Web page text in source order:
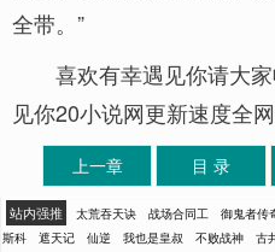
全带。”
喜欢有幸遇见你请大
见你20小说网更新速度全网
上一章 目 录
站内强推 太荒吞天诀 战场合同工 御鬼者传
斯科
遮天记 仙逆 我也是皇叔 不败战神 古